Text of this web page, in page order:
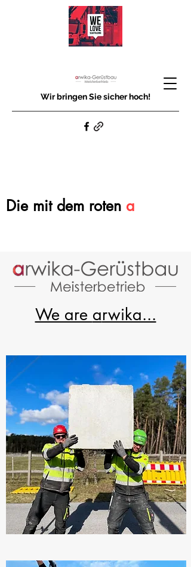
Wir bringen Sie sicher hoch!
Die mit dem roten a
We are arwika...